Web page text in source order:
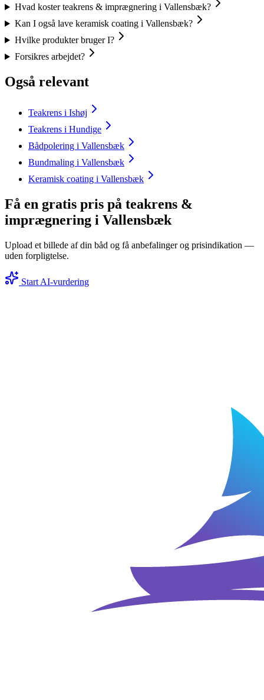
Hvad koster teakrens & imprægnering i Vallensbæk?
Kan I også lave keramisk coating i Vallensbæk?
Hvilke produkter bruger I?
Forsikres arbejdet?
Også relevant
Teakrens i Ishøj
Teakrens i Hundige
Bådpolering i Vallensbæk
Bundmaling i Vallensbæk
Keramisk coating i Vallensbæk
Få en gratis pris på teakrens &
imprægnering i Vallensbæk
Upload et billede af din båd og få anbefalinger og prisindikation —
uden forpligtelse.
Start AI-vurdering